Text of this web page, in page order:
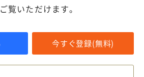
覧いただけます。
今すぐ登録(無料)